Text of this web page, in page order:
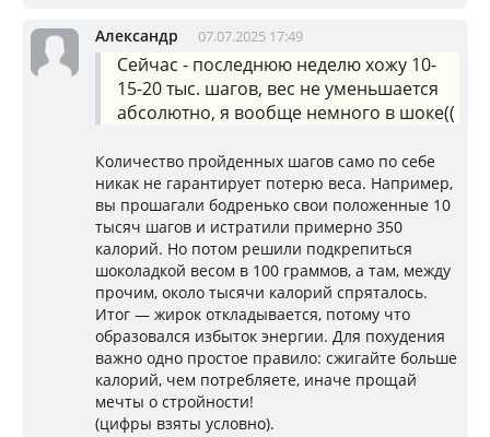
Александр 07.07.2025 17:49
Сейчас - последнюю неделю хожу 10-
15-20 тыс. шагов, вес не уменьшается
абсолютно, я вообще немного в шоке((
Количество пройденных шагов само по себе
никак не гарантирует потерю веса. Например,
вы прошагали бодренько свои положенные 10
тысяч шагов и истратили примерно 350
калорий. Но потом решили подкрепиться
шоколадкой весом в 100 граммов, а там, между
прочим, около тысячи калорий спряталось.
Итог — жирок откладывается, потому что
образовался избыток энергии. Для похудения
важно одно простое правило: сжигайте больше
калорий, чем потребляете, иначе прощай
мечты о стройности!
(цифры взяты условно).